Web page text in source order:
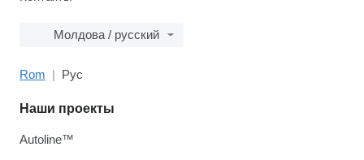
Молдова / русский
Rom Рус
Наши проекты
Autoline™